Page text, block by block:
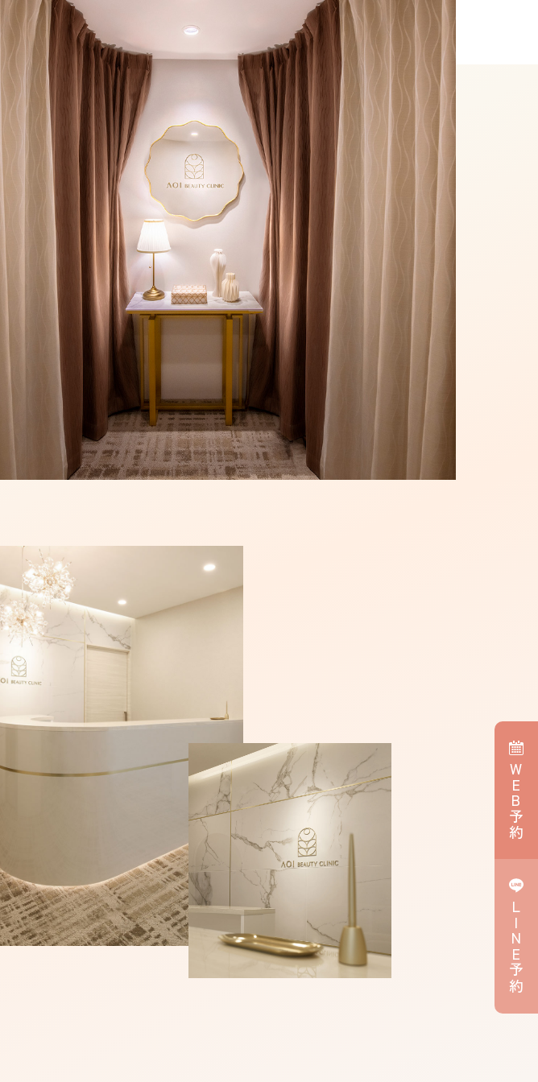
WEB予約
LINE予約